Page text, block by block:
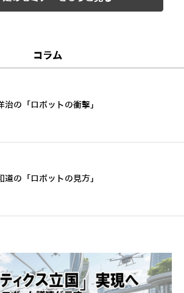
コラム
治の「ロボットの衝撃」
道の「ロボットの見方」